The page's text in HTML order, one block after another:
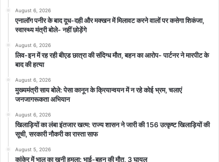
August 6, 2026
एनालॉग पनीर के बाद दूध-दही और मक्खन में मिलावट करने वालों पर कसेगा शिकंजा,
स्वास्थ्य मंत्री बोले- नहीं छोड़ेंगे
August 6, 2026
लिव-इन में रह रही बीएड छात्रा की संदिग्ध मौत, बहन का आरोप- पार्टनर ने मारपीट के
बाद की हत्या
August 6, 2026
मुख्यमंत्री साय बोले: पेसा कानून के क्रियान्वयन में न रहे कोई भ्रम, चलाएं
जनजागरूकता अभियान
August 6, 2026
खिलाड़ियों का लंबा इंतजार खत्म: राज्य शासन ने जारी की 156 उत्कृष्ट खिलाड़ियों की
सूची, सरकारी नौकरी का रास्ता साफ
August 5, 2026
कांकेर में भालू का खूनी हमला: भाई-बहन की मौत, 3 घायल